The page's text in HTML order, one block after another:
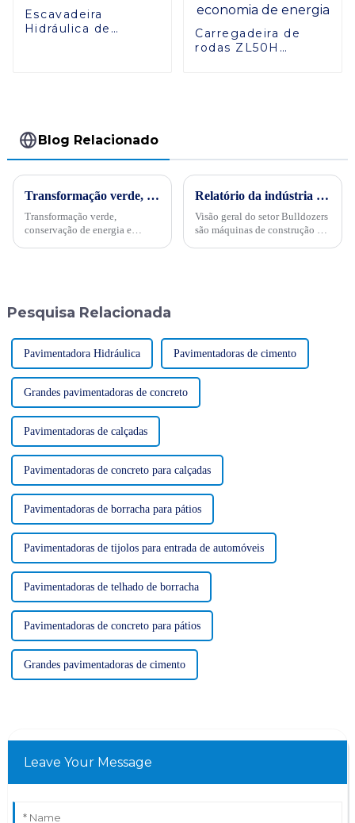
Escavadeira
Hidráulica de
Carregadeira de
rodas ZL50H
Blog Relacionado
Transformação verde, conservação de energia e trabalho árduoPor ocasião da "34ª Semana Publicitária de Conservação de Energia" nacional de 2024, no dia 15 de maio, empresas internacionais realizaram projetos de energia
Transformação verde,
conservação de energia e
Relatório da indústria de escavadeiras de 2024, SINOMACH lidera a tendência
Visão geral do setor Bulldozers
são máquinas de construção em
Pesquisa Relacionada
Pavimentadora Hidráulica Pavimentadoras de cimento
Grandes pavimentadoras de concreto
Pavimentadoras de calçadas
Pavimentadoras de concreto para calçadas
Pavimentadoras de borracha para pátios
Pavimentadoras de tijolos para entrada de automóveis
Pavimentadoras de telhado de borracha
Pavimentadoras de concreto para pátios
Grandes pavimentadoras de cimento
Leave Your Message